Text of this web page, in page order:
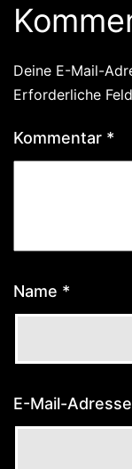
Deine E-Mail-
Erforderliche
Kommentar *
Name *
E-Mail-Adresse